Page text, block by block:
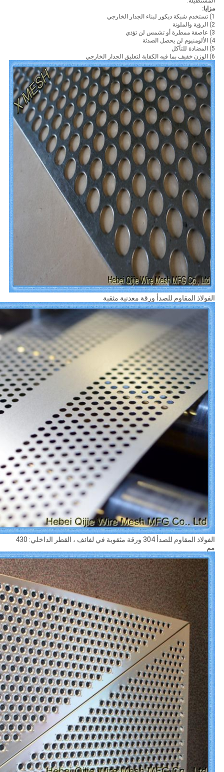
مزايا:
1) تستخدم شبكة ديكور لبناء الجدار الخارجي
2) الرؤية والملونة
3) عاصفة ممطرة أو تشمس لن تؤذي
4) الألومنيوم لن يحصل الصدئة
5) المضادة للتآكل
6) الوزن خفيف بما فيه الكفاية لتعليق الجدار الخارجي
الفولاذ المقاوم للصدأ ورقة معدنية مثقبة
الفولاذ المقاوم للصدأ 304 ورقة مثقوبة في لفائف ، القطر الداخلي: 430
مم